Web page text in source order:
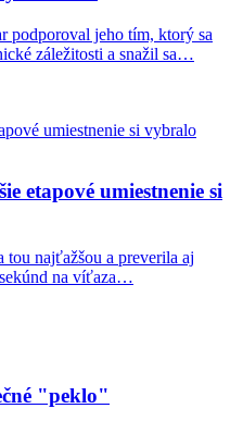
podporoval jeho tím, ktorý sa
záležitosti a snažil sa…
etapové umiestnenie si
tou najťažšou a preverila aj
na víťaza…
"peklo"